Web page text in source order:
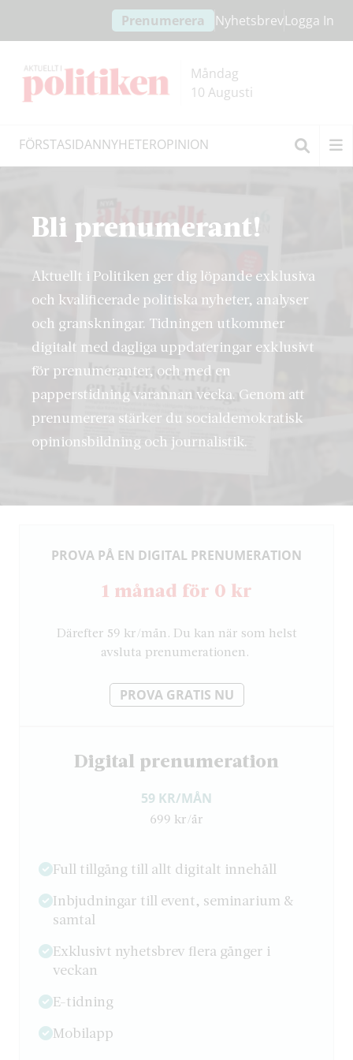
innehållet
headern
Prenumerera NyhetsbrevLogga In
Måndag
10 Augusti
FÖRSTASIDANNYHETEROPINION
Bli prenumerant!
Aktuellt i Politiken ger dig löpande exklusiva
och kvalificerade politiska nyheter, analyser
och granskningar. Tidningen utkommer
digitalt med dagliga uppdateringar exklusivt
för prenumeranter, och med en
papperstidning varannan vecka. Genom att
prenumerera stärker du socialdemokratisk
opinionsbildning och journalistik.
PROVA PÅ EN DIGITAL PRENUMERATION
1 månad för 0 kr
Därefter 59 kr/mån. Du kan när som helst
avsluta prenumerationen.
PROVA GRATIS NU
Digital prenumeration
59 KR/MÅN
699 kr/år
Full tillgång till allt digitalt innehåll
Inbjudningar till event, seminarium &
samtal
Exklusivt nyhetsbrev flera gånger i
veckan
E-tidning
Mobilapp